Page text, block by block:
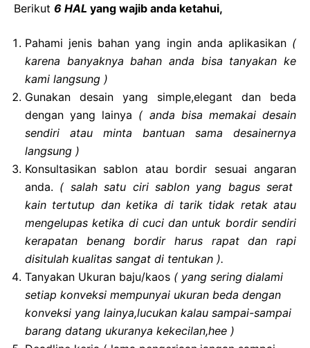
Berikut 6 HAL yang wajib anda ketahui,
Pahami jenis bahan yang ingin anda aplikasikan (
karena banyaknya bahan anda bisa tanyakan ke
kami langsung )
Gunakan desain yang simple,elegant dan beda
dengan yang lainya ( anda bisa memakai desain
sendiri atau minta bantuan sama desainernya
langsung )
Konsultasikan sablon atau bordir sesuai angaran
anda. ( salah satu ciri sablon yang bagus serat
kain tertutup dan ketika di tarik tidak retak atau
mengelupas ketika di cuci dan untuk bordir sendiri
kerapatan benang bordir harus rapat dan rapi
disitulah kualitas sangat di tentukan ).
Tanyakan Ukuran baju/kaos ( yang sering dialami
setiap konveksi mempunyai ukuran beda dengan
konveksi yang lainya,lucukan kalau sampai-sampai
barang datang ukuranya kekecilan,hee )